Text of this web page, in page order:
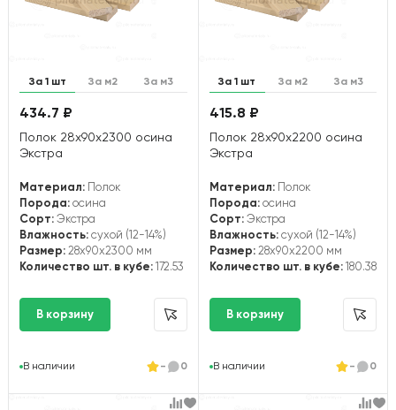
За 1 шт За м2 За м3
434.7 ₽
Полок 28х90х2300 осина
Экстра
Материал: Полок
Порода: осина
Сорт: Экстра
Влажность: сухой (12-14%)
Размер: 28x90x2300 мм
Количество шт. в кубе: 172.53
В наличии - 0
За 1 шт За м2 За м3
415.8 ₽
Полок 28х90х2200 осина
Экстра
Материал:Полок
Порода:осина
Сорт:Экстра
Влажность:сухой (12-14%)
Размер:28x90x2200 мм
Количество шт. в кубе:180.38
В наличии - 0